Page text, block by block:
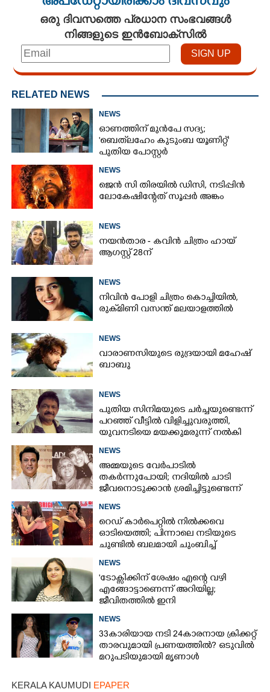
ഒരു ദിവസത്തെ പ്രധാന സംഭവങ്ങൾ
നിങ്ങളുടെ ഇൻബോക്സിൽ
RELATED NEWS
NEWS
ഓണത്തിന് മുൻപേ സദ്യ;
'ബെത്‌ലഹേം കുടുംബ യൂണിറ്റ്'
പുതിയ പോസ്റ്റർ
NEWS
ജെൻ സി തിരയിൽ ഡിസി, നടിപ്പിൻ
ലോകേഷിന്റേത് സൂപ്പർ അങ്കം
NEWS
നയൻതാര - കവിൻ ചിത്രം ഹായ്
ആഗസ്റ്റ് 28ന്
NEWS
നിവിൻ പോളി ചിത്രം കൊച്ചിയിൽ,
രുക്‌മിണി വസന്ത് മലയാളത്തിൽ
NEWS
വാരാണസിയുടെ രുദ്രയായി മഹേഷ്
ബാബു
NEWS
പുതിയ സിനിമയുടെ ചർച്ചയുണ്ടെന്ന്
പറ‍‌ഞ്ഞ് വീട്ടിൽ വിളിച്ചുവരുത്തി,
യുവനടിയെ മയക്കുമരുന്ന് നൽകി
NEWS
അമ്മയുടെ വേർപാടിൽ
തകർന്നുപോയി; നദിയിൽ ചാടി
ജീവനൊടുക്കാൻ ശ്രമിച്ചിട്ടുണ്ടെന്ന്
NEWS
റെഡ് കാർപെറ്റിൽ നിൽക്കവെ
ഓടിയെത്തി; പിന്നാലെ നടിയുടെ
ചുണ്ടിൽ ബലമായി ചുംബിച്ച്
NEWS
'ടോക്സിക്കിന് ശേഷം എന്റെ വഴി
എങ്ങോട്ടാണെന്ന് അറിയില്ല;
ജീവിതത്തിൽ ഇനി
ഉള്ളിൽ ഉണ്ടായിരിക്കും'
NEWS
33കാരിയായ നടി 24കാരനായ ക്രിക്കറ്റ്
താരവുമായി പ്രണയത്തിൽ? ഒടുവിൽ
മറുപടിയുമായി മൃണാൾ
KERALA KAUMUDI EPAPER
Share this link